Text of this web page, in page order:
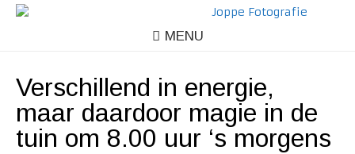
MENU
Verschillend in energie,
maar daardoor magie in de
tuin om 8.00 uur ‘s morgens